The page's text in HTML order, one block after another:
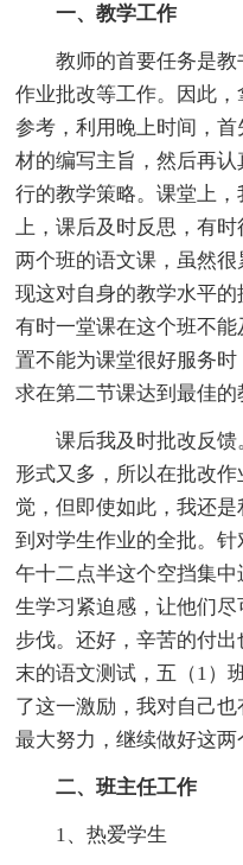
一、教学工作
教师的首要任务是教
作业批改等工作。因此
参考，利用晚上时间，
材的编写主旨，然后再
行的教学策略。课堂上
上，课后及时反思，有
两个班的语文课，虽然
现这对自身的教学水平
有时一堂课在这个班不
置不能为课堂很好服务
求在第二节课达到最佳的
课后我及时批改反馈
形式又多，所以在批改
觉，但即使如此，我还
到对学生作业的全批。
午十二点半这个空挡集
生学习紧迫感，让他们
步伐。还好，辛苦的付
末的语文测试，五（1）
了这一激励，我对自己
最大努力，继续做好这两
二、班主任工作
1、热爱学生